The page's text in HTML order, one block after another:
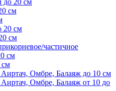
до 20 см
см
20 см
см
частичное
см
см
Омбре, Балаяж до 10 см
Омбре, Балаяж от 10 до